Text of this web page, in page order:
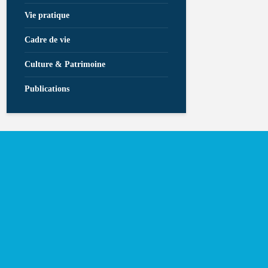
Vie pratique
Cadre de vie
Culture & Patrimoine
Publications